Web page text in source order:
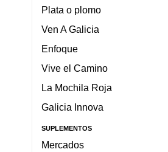
Plata o plomo
Ven A Galicia
Enfoque
Vive el Camino
La Mochila Roja
Galicia Innova
SUPLEMENTOS
Mercados